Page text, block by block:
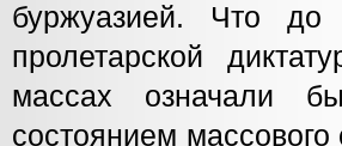
буржуазией. Что до
пролетарской
массах означали
состоянием